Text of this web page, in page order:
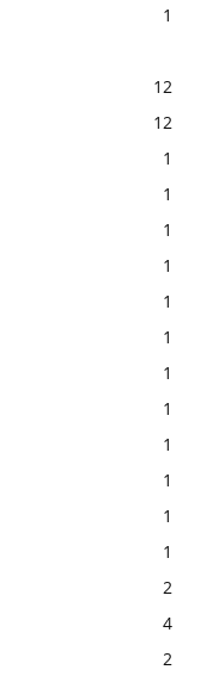
1
12
12
1
1
1
1
1
1
1
1
1
1
1
1
2
4
2